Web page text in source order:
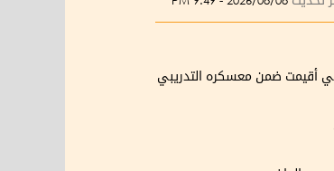
أقيمت ضمن معسكره التدريبي